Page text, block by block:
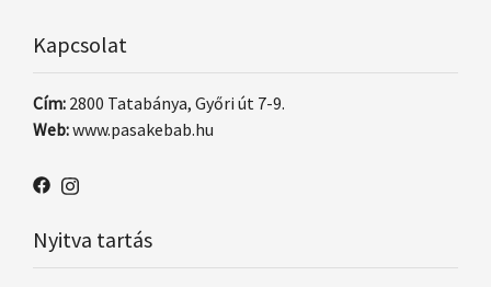
Kapcsolat
Cím: 2800 Tatabánya, Győri út 7-9.
Web:www.pasakebab.hu
Nyitva tartás